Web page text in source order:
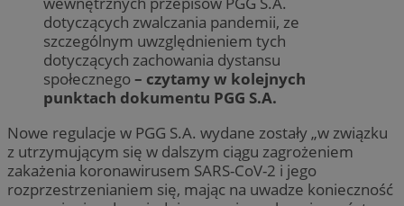
dotyczących zwalczania pandemii, ze
szczególnym uwzględnieniem tych
dotyczących zachowania dystansu
społecznego– czytamy w kolejnych
punktach dokumentu PGG S.A.
Nowe regulacje w PGG S.A. wydane zostały „w związku
z utrzymującym się w dalszym ciągu zagrożeniem
zakażenia koronawirusem SARS-CoV-2 i jego
rozprzestrzenianiem się, mając na uwadze konieczność